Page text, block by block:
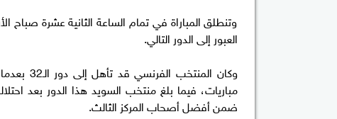
وتنطلق المباراة في تمام الساعة الثانية عشرة صباح
العبور إلى الدور التالي.
ضمن أفضل أصحاب المركز الثالث.